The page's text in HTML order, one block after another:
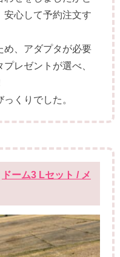
安心して予約注文す
め、アダプタが必要
レゼントが選べ、
くりでした。
ドーム3 Lセット / メ